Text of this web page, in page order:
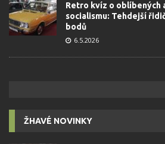
Retro kvíz o oblíbených
socialismu: Tehdejší
bodů
6.5.2026
ŽHAVÉ NOVINKY